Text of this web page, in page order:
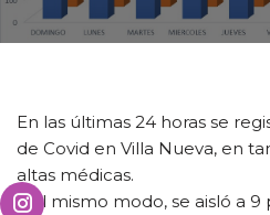
En las últimas 24 horas se
de Covid en Villa Nueva, en
altas médicas.
Del mismo modo, se aisló a 9